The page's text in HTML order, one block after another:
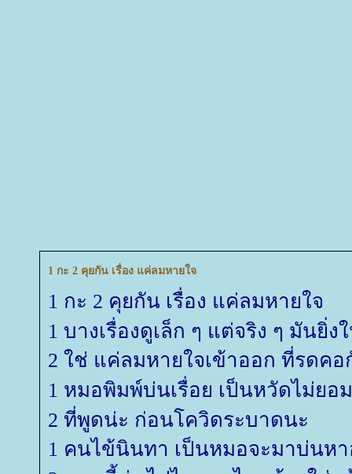
1 กะ 2 คุยกัน เรื่อง แค่ลมหายใจ
1 กะ 2 คุยกัน เรื่อง แค่ลมหายใจ
1 บางเรื่องดูเล็ก ๆ แต่จริง ๆ มันยิ่
2 ใช่ แค่ลมหายใจเข้าออก ที่รดคอ
1 หมอพิมพ์บ่นเรื่อย เป็นหวัดไม่ยอ
2 ที่พูดน่ะ ก่อนโควิดระบาดนะ
1 คนไข้นินทา เป็นหมอจะมาบ่นหา